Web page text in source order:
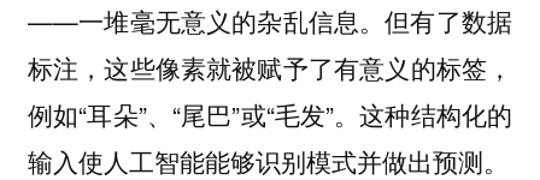
——一堆毫无意义的杂乱信息。但有了数据
标注，这些像素就被赋予了有意义的标签，
例如“耳朵”、“尾巴”或“毛发”。这种结构化的
输入使人工智能能够识别模式并做出预测。